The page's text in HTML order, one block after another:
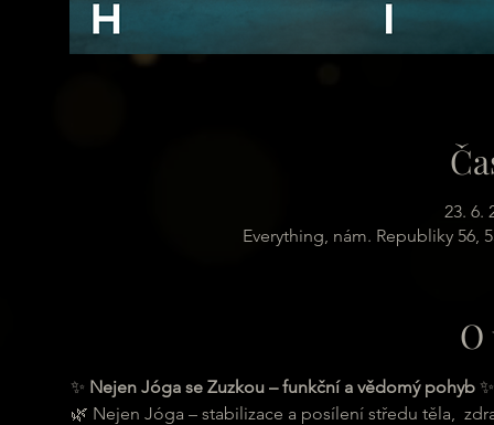
23. 6.
Everything, nám. Republiky 56,
✨ Nejen Jóga se Zuzkou – funkční a vědomý pohyb ✨
🌿 Nejen Jóga – stabilizace a posílení středu těla,